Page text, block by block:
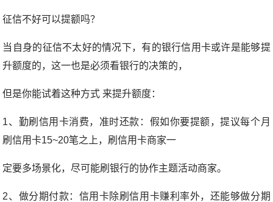
征信不好可以提额吗？
当自身的征信不太好的情况下，有的银行信用卡或许是能够提
升额度的，这一也是必须看银行的决策的，
但是你能试着这种方式 来提升额度：
1、勤刷信用卡消费，准时还款：假如你要提额，提议每个月
刷信用卡15~20笔之上，刷信用卡商家一
定要多场景化，尽可能刷银行的协作主题活动商家。
2、做分期付款：信用卡除刷信用卡赚利率外，还能够做分期